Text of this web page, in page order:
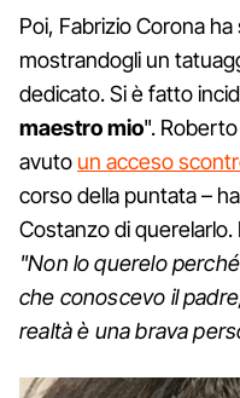
Poi, Fabrizio Corona
mostrandogli un
dedicato. Si è fatto
maestro mio".
avuto un acceso
corso della puntata –
Costanzo di
"Non lo querelo
che conoscevo il
realtà è una brava